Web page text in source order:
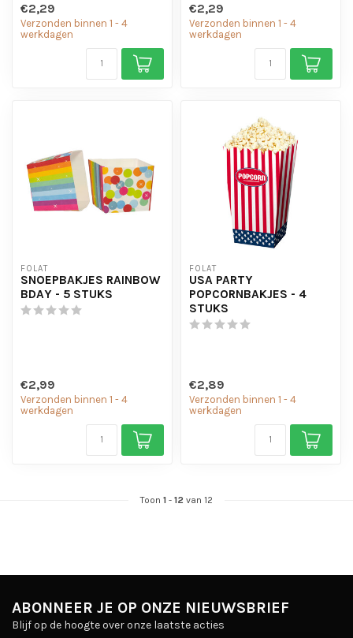
€2,29
Verzonden binnen 1 - 4
werkdagen
€2,29
Verzonden binnen 1 - 4
werkdagen
FOLAT
SNOEPBAKJES RAINBOW
BDAY - 5 STUKS
€2,99
Verzonden binnen 1 - 4
werkdagen
FOLAT
USA PARTY
POPCORNBAKJES - 4
STUKS
€2,89
Verzonden binnen 1 - 4
werkdagen
Toon 1 - 12 van 12
ABONNEER JE OP ONZE NIEUWSBRIEF
Blijf op de hoogte over onze laatste acties